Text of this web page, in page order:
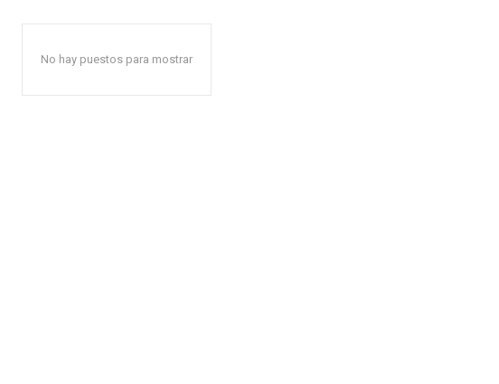
No hay puestos para mostrar